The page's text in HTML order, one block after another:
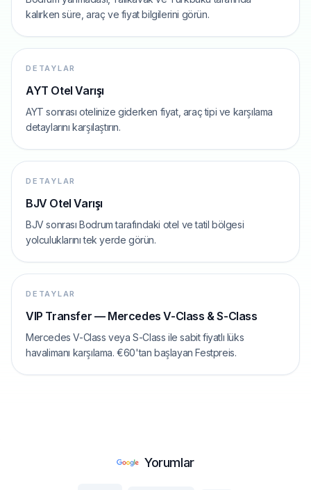
kalırken süre, araç ve fiyat bilgilerini görün.
DETAYLAR
AYT Otel Varışı
AYT sonrası otelinize giderken fiyat, araç tipi ve karşılama
detaylarını karşılaştırın.
DETAYLAR
BJV Otel Varışı
BJV sonrası Bodrum tarafındaki otel ve tatil bölgesi
yolculuklarını tek yerde görün.
DETAYLAR
VIP Transfer — Mercedes V-Class & S-Class
Mercedes V-Class veya S-Class ile sabit fiyatlı lüks
havalimanı karşılama. €60'tan başlayan Festpreis.
Yorumlar